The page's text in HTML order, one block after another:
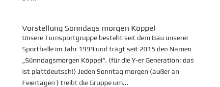
Vorstellung Sönndags morgen Köppel
Unsere Turnsportgruppe besteht seit dem Bau unserer
Sporthalle im Jahr 1999 und trägt seit 2015 den Namen
„Sünndagsmorgen Köppel“. (für die Y-er Generation: das
ist plattdeutsch!) Jeden Sonntag morgen (außer an
Feiertagen ) treibt die Gruppe um...